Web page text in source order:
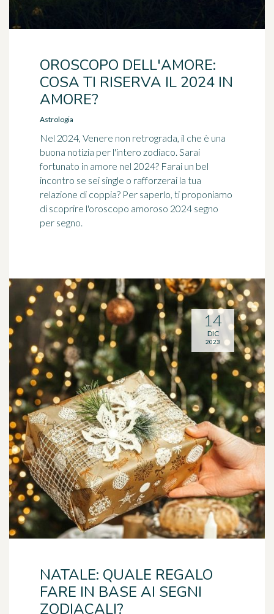
OROSCOPO DELL'AMORE:
COSA TI RISERVA IL 2024 IN
AMORE?
Astrologia
Nel 2024, Venere non retrograda, il che è una
buona notizia per l'intero zodiaco. Sarai
fortunato in amore nel 2024? Farai un bel
incontro se sei single o rafforzerai la tua
relazione di coppia? Per saperlo, ti proponiamo
di scoprire l'oroscopo amoroso 2024 segno
per segno.
NATALE: QUALE REGALO
FARE IN BASE AI SEGNI
ZODIACALI?
14
DIC
2023